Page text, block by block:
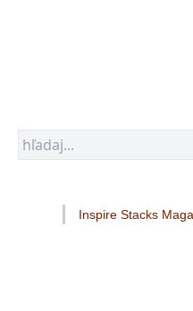
Inspire Stacks